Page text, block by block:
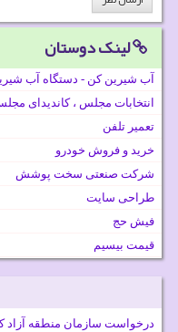
لینک دوستان
آب شیرین کن - دستگاه آب
انتخابات مجلس ، کاندیدای
تعمیر تلفن
خرید و فروش خودرو
شرکت صنعتی سخت پوشش
طراحی سایت
فیش حج
قیمت بیسیم
درخواست سازمان منطقه